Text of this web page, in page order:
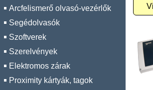
Arcfelismerő olvasó-vezérlők
Segédolvasók
Szoftverek
Szerelvények
Elektromos zárak
Proximity kártyák, tagok